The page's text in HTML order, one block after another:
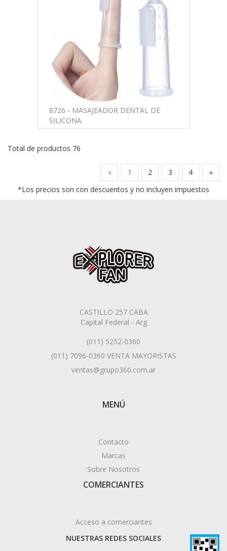
8726 - MASAJEADOR DENTAL DE
SILICONA
Total de productos 76
« 1 2 3 4
»
*Los precios son con descuentos y no incluyen impuestos
CASTILLO 257 CABA
Capital Federal - Arg
(011) 5252-0360
(011) 7096-0360 VENTA MAYORISTAS
ventas@grupo360.com.ar
MENÚ
Contacto
Marcas
Sobre Nosotros
COMERCIANTES
Acceso a comerciantes
NUESTRAS REDES SOCIALES